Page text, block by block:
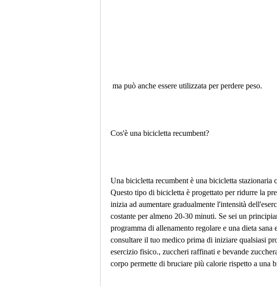
ma può anche essere utilizzata per perdere peso.
Cos'è una bicicletta recumbent?
Una bicicletta recumbent è una bicicletta
Questo tipo di bicicletta è progettato per ridurre la
inizia ad aumentare gradualmente l'intensità
costante per almeno 20-30 minuti. Se sei un
programma di allenamento regolare e una dieta
consultare il tuo medico prima di iniziare qualsiasi
esercizio fisico., zuccheri raffinati e bevande
corpo permette di bruciare più calorie rispetto a una